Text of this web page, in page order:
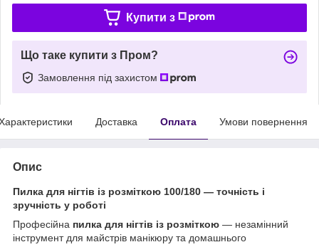
Купити з
Що таке купити з Пром?
Замовлення під захистом
Доставка Оплата Умови повернення
Опис
Пилка для нігтів із розміткою 100/180 — точність і
зручність у роботі
Професійна пилка для нігтів із розміткою — незамінний
інструмент для майстрів манікюру та домашнього